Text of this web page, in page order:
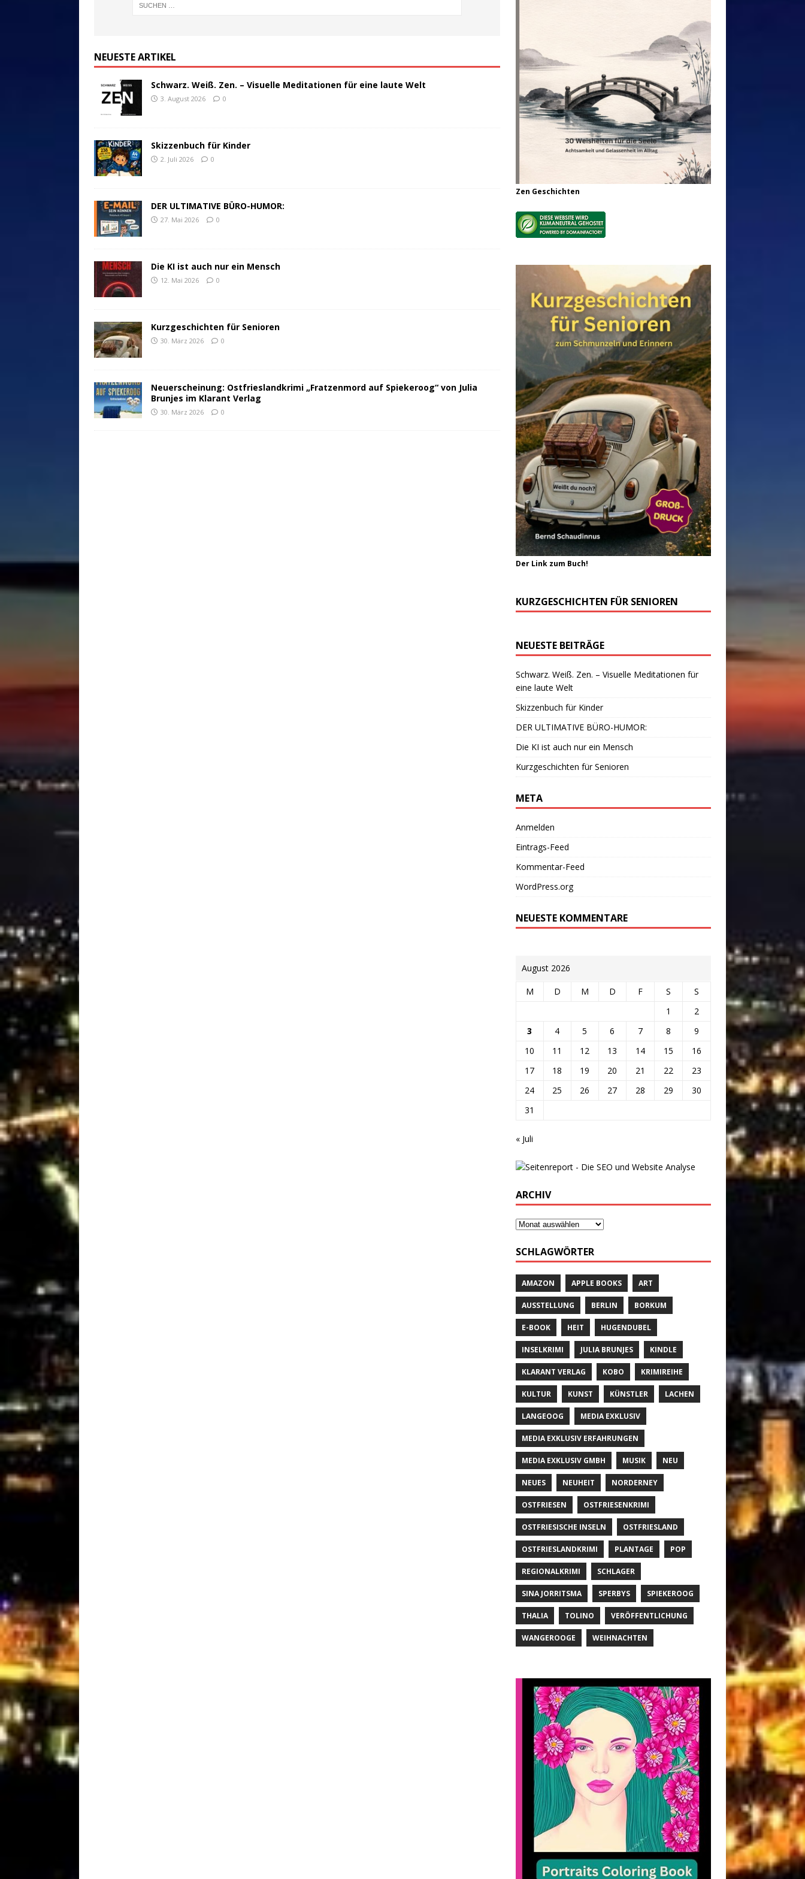
NEUESTE ARTIKEL
Schwarz. Weiß. Zen. – Visuelle Meditationen für eine laute Welt
3. August 2026 0
Skizzenbuch für Kinder
2. Juli 2026 0
DER ULTIMATIVE BÜRO-HUMOR:
27. Mai 2026 0
Die KI ist auch nur ein Mensch
12. Mai 2026 0
Kurzgeschichten für Senioren
30. März 2026 0
Neuerscheinung: Ostfrieslandkrimi „Fratzenmord auf Spiekeroog“ von Julia
Brunjes im Klarant Verlag
30. März 2026 0
Zen Geschichten
Der Link zum Buch!
KURZGESCHICHTEN FÜR SENIOREN
NEUESTE BEITRÄGE
Schwarz. Weiß. Zen. – Visuelle Meditationen für
eine laute Welt
Skizzenbuch für Kinder
DER ULTIMATIVE BÜRO-HUMOR:
Die KI ist auch nur ein Mensch
Kurzgeschichten für Senioren
META
Anmelden
Eintrags-Feed
Kommentar-Feed
WordPress.org
NEUESTE KOMMENTARE
August 2026
M D M D F S
S
1
2
3
4 5 6 7 8
9
10
11 12 13 14 15
16
17
18 19 20 21 22
23
24
25 26 27 28 29
30
31
« Juli
ARCHIV
SCHLAGWÖRTER
AMAZON APPLE BOOKS ART
AUSSTELLUNG BERLIN BORKUM
E-BOOK HEIT HUGENDUBEL
INSELKRIMI JULIA BRUNJES KINDLE
KLARANT VERLAG KOBO KRIMIREIHE
KULTUR KUNST KÜNSTLER LACHEN
LANGEOOG MEDIA EXKLUSIV
MEDIA EXKLUSIV ERFAHRUNGEN
MEDIA EXKLUSIV GMBH MUSIK NEU
NEUES NEUHEIT NORDERNEY
OSTFRIESEN OSTFRIESENKRIMI
OSTFRIESISCHE INSELN OSTFRIESLAND
OSTFRIESLANDKRIMI PLANTAGE POP
REGIONALKRIMI SCHLAGER
SINA JORRITSMA SPERBYS SPIEKEROOG
THALIA TOLINO VERÖFFENTLICHUNG
WANGEROOGE WEIHNACHTEN